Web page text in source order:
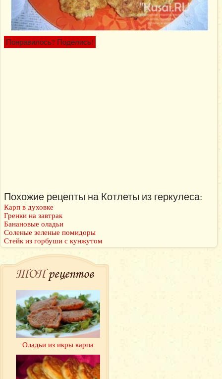
Понравилось? Поделись!
Похожие рецепты на Котлеты из геркулеса:
Карп в духовке
Гренки на завтрак
Банановые оладьи
Соленые зеленые помидоры
Стейк из горбуши с кунжутом
ТОПрецептов
Оладьи из икры карпа